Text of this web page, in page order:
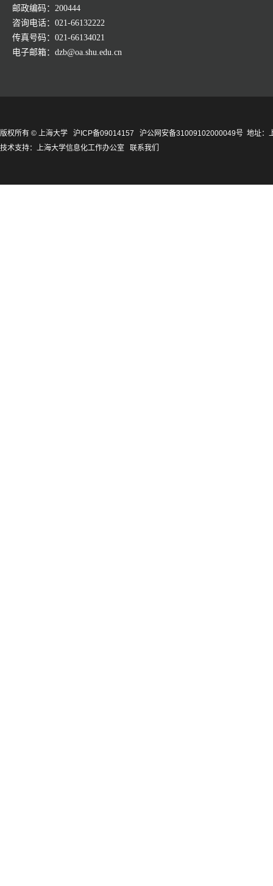
邮政编码：200444
咨询电话：021-66132222
传真号码：021-66134021
电子邮箱：dzb@oa.shu.edu.cn
版权所有 © 上海大学 沪ICP备09014157 沪公网安备31009102000049号 地址：
技术支持： 上海大学信息化工作办公室 联系我们